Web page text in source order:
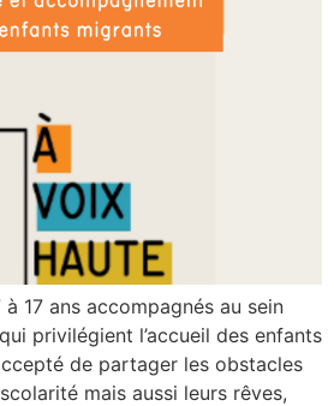
17 ans accompagnés au sein
privilégient l’accueil des enfants
de partager les obstacles
mais aussi leurs rêves,